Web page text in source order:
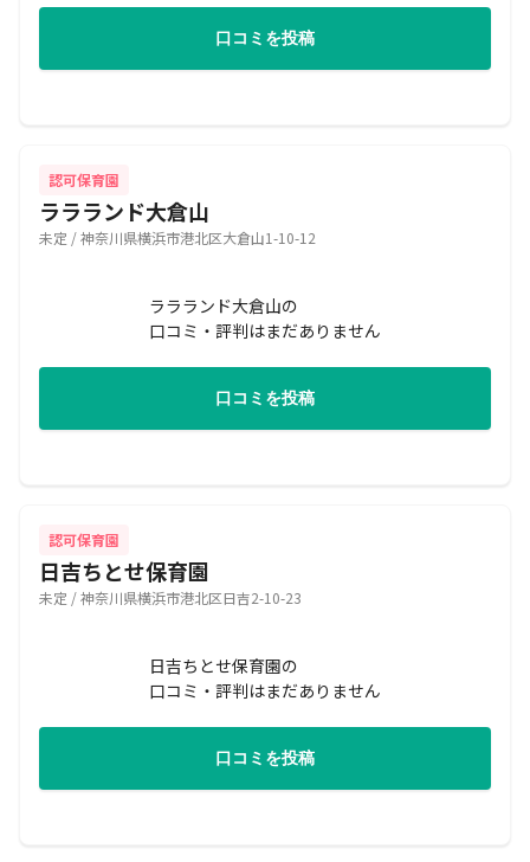
口コミを投稿
認可保育園
ララランド大倉山
未定 / 神奈川県横浜市港北区大倉山1-10-12
ララランド大倉山の
口コミ・評判はまだありません
口コミを投稿
認可保育園
日吉ちとせ保育園
未定 / 神奈川県横浜市港北区日吉2-10-23
日吉ちとせ保育園の
口コミ・評判はまだありません
口コミを投稿